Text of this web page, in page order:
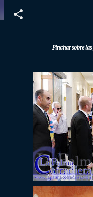
Pinchar sobre